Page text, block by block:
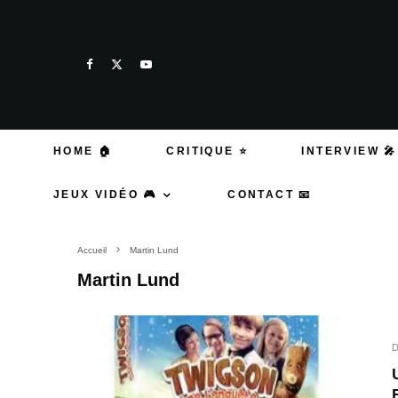
HOME 🏠 CRITIQUE ⭐ INTERVIEW 🎤
JEUX VIDÉO 🎮 CONTACT 📧
Accueil Martin Lund
Martin Lund